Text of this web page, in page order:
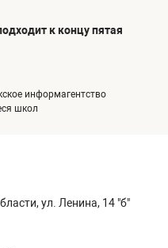
к концу пятая
информагентство
школ
ул. Ленина, 14 "б"